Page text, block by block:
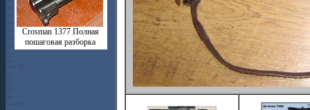
Crosman 1377 Полная
пошаговая разборка